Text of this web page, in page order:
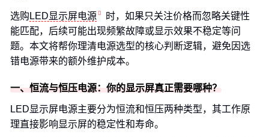
选购 LED显示屏电源
时，如果只关注价格而忽略关键性
能匹配，后续可能出现频繁故障或显示效果不稳定等问
题。本文将帮你理清电源选型的核心判断逻辑，避免因选
错电源带来的额外维护成本。
一、恒流与恒压电源：你的显示屏真正需要哪种？
LED显示屏电源主要分为恒流和恒压两种类型，其工作原
理直接影响显示屏的稳定性和寿命。